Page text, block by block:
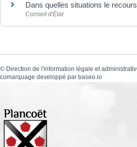
Dans quelles situations le
Conseil d'État
© Direction de l'information légale et
comarquage developpé par baseo.io